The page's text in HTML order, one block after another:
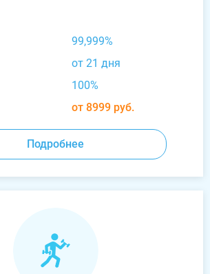
99,999%
от 21 дня
100%
от 8999 руб.
Подробнее